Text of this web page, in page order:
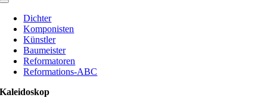
Toggle
Navigation
Dichter
Komponisten
Künstler
Baumeister
Reformatoren
Reformations-ABC
Kaleidoskop